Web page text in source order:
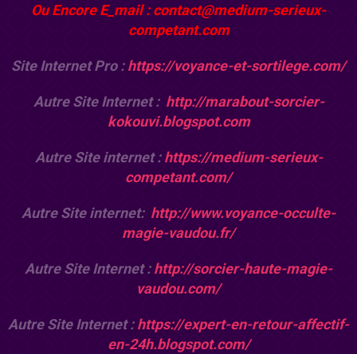
Ou Encore E_mail : contact@medium-serieux-
competant.com
Site Internet Pro :https://voyance-et-sortilege.com/
Autre Site Internet : http://marabout-sorcier-
kokouvi.blogspot.com
Autre Site internet :https://medium-serieux-
competant.com/
Autre Site internet: http://www.voyance-occulte-
magie-vaudou.fr/
Autre Site Internet :http://sorcier-haute-magie-
vaudou.com/
Autre Site Internet :https://expert-en-retour-affectif-
en-24h.blogspot.com/